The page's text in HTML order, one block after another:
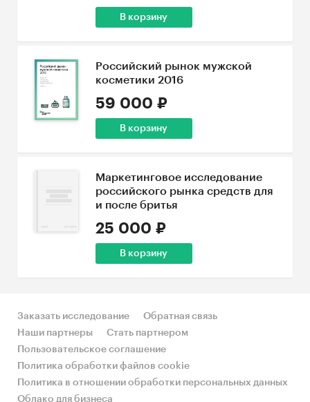
В корзину
Российский рынок мужской
косметики 2016
59 000 ₽
В корзину
Маркетинговое исследование
российского рынка средств для
и после бритья
25 000 ₽
В корзину
Заказать исследование
Обратная связь
Наши партнеры
Стать партнером
Пользовательское соглашение
Политика обработки файлов cookie
Политика в отношении обработки персональных данных
Облако для бизнеса